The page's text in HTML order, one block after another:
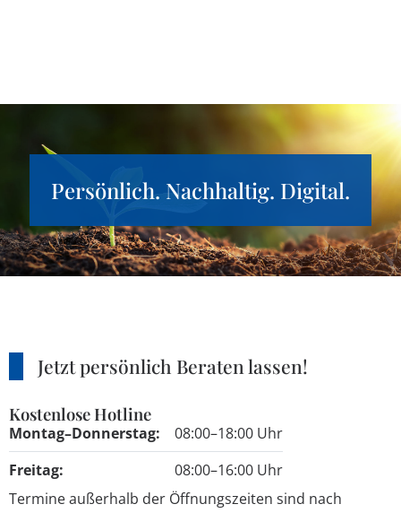
Persönlich. Nachhaltig. Digital.
Jetzt persönlich Beraten lassen!
Kostenlose Hotline
Montag–Donnerstag:
08:00–18:00 Uhr
Freitag:
08:00–16:00 Uhr
Termine außerhalb der Öffnungszeiten sind nach